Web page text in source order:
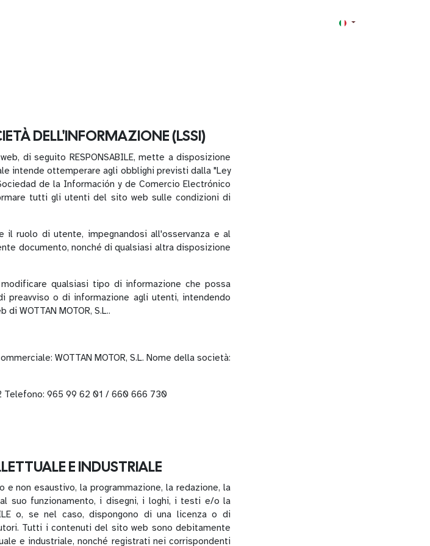
DELL'INFORMAZIONE (LSSI)
di seguito RESPONSABILE, mette a disposizione
intende ottemperare agli obblighi previsti dalla "Ley
de la Información y de Comercio Electrónico
tutti gli utenti del sito web sulle condizioni di
il ruolo di utente, impegnandosi all'osservanza e al
documento, nonché di qualsiasi altra disposizione
qualsiasi tipo di informazione che possa
preavviso o di informazione agli utenti, intendendo
WOTTAN MOTOR, S.L..
WOTTAN MOTOR, S.L. Nome della società:
Telefono: 965 99 62 01 / 660 666 730
E INDUSTRIALE
non esaustivo, la programmazione, la redazione, la
suo funzionamento, i disegni, i loghi, i testi e/o la
o, se nel caso, dispongono di una licenza o di
Tutti i contenuti del sito web sono debitamente
e industriale, nonché registrati nei corrispondenti